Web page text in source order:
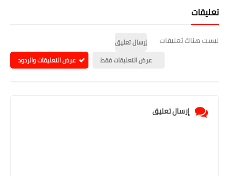
تعليقات
ليست هناك تعليقات
إرسال تعليق
عرض التعليقات فقط
عرض التعليقات والردود
إرسال تعليق